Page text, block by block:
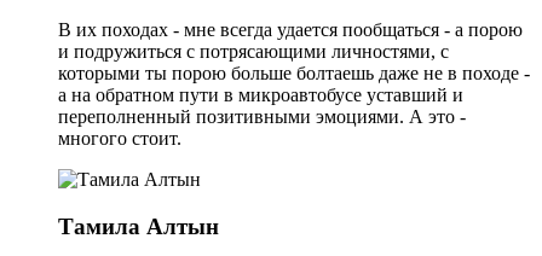
В их походах - мне всегда удается пообщаться - а порою
и подружиться с потрясающими личностями, с
которыми ты порою больше болтаешь даже не в походе -
а на обратном пути в микроавтобусе уставший и
переполненный позитивными эмоциями. А это -
многого стоит.
Тамила Алтын